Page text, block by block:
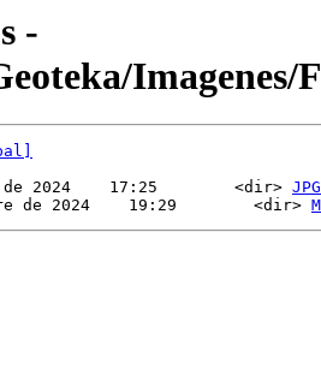
-
Imagenes/
de 2024    17:25        <dir> JPG
de 2024    19:29        <dir>